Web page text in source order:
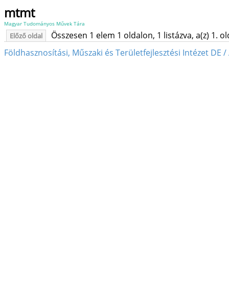
mtmt
Magyar Tudományos Művek Tára
Előző oldal
Összesen 1 elem 1 oldalon, 1 listázva, a(z) 1.
Földhasznosítási, Műszaki és Területfejlesztési Intézet DE /